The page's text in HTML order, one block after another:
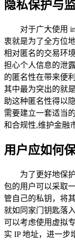
隐私保护与
对于广大使用
衷就是为了全方位
相对匿名的交易环
担心个人信息的泄
的匿名性在带来便
其中最为突出的就
助这种匿名性得以
需要建立一套适当
和合规性,维护金融
用户应如何
为了更好地保
包的用户可以采取
管自己的私钥，将
就如同家门钥匙落
可以考虑使用虚拟
实 IP 地址，进一步